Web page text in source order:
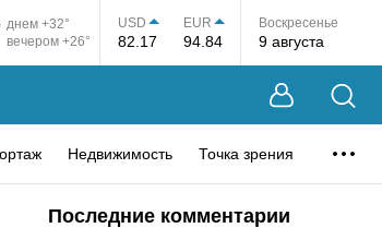
днем +32°
вечером +26°
USD
82.17
EUR
94.84
Воскресенье
9 августа
Недвижимость Точка зрения
Последние комментарии